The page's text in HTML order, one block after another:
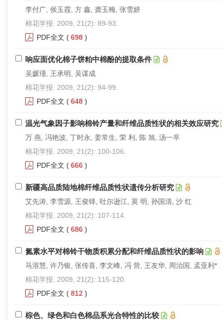
李付广, 侯玉霞, 方 鑫, 龚玉梅, 张雪妍
棉花学报. 2009, 21(2): 89-93.
PDF全文 ( 698 )
响应面优化棉子饼粕中棉酚的提取条件
吴媛瑾, 王承明, 吴谋成
棉花学报. 2009, 21(2): 94-99.
PDF全文 ( 648 )
温光气象因子影响棉铃产量和纤维品质性状的相关效应研究
万 燕, 冯艳波, 丁时永, 姜常生, 荣 利, 陈 旭, 汤一卒
棉花学报. 2009, 21(2): 100-106.
PDF全文 ( 666 )
新疆高品质陆地棉纤维品质性状遗传分析研究
艾先涛, 李雪源, 王俊铎, 吐尔逊江, 莫 明, 孙国清, 沙 红
棉花学报. 2009, 21(2): 107-114.
PDF全文 ( 686 )
氮素水平对棉铃干物质积累分配和纤维品质性状的影响
马溶慧, 许乃银, 张传喜, 李文峰, 冯 营, 王友华, 周治国, 孟亚利*
棉花学报. 2009, 21(2): 115-120.
PDF全文 ( 812 )
棕色、绿色和白色棉品系光合特性的比较